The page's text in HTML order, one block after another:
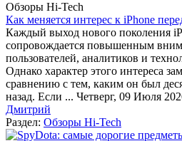
Обзоры Hi-Tech
Как меняется интерес к iPhone
Каждый выход нового поколения
сопровождается повышенным
пользователей, аналитиков и
Однако характер этого интереса
сравнению с тем, каким он был
назад. Если ... Четверг, 09 Июля
Дмитрий
Раздел: Обзоры Hi-Tech